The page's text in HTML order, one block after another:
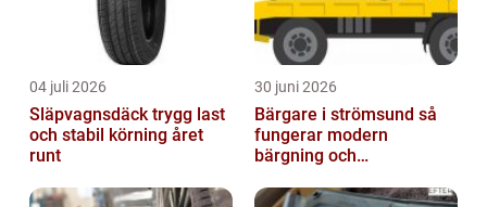
04 juli 2026
Släpvagnsdäck trygg last
och stabil körning året
runt
30 juni 2026
Bärgare i strömsund så
fungerar modern
bärgning och